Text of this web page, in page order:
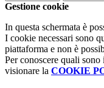
Gestione cookie
In questa schermata è
I cookie necessari sono
piattaforma e non è
Per conoscere quali
visionare la COOKIE